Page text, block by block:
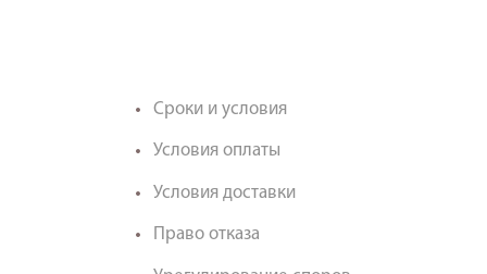
Сроки и условия
Условия оплаты
Условия доставки
Право отказа